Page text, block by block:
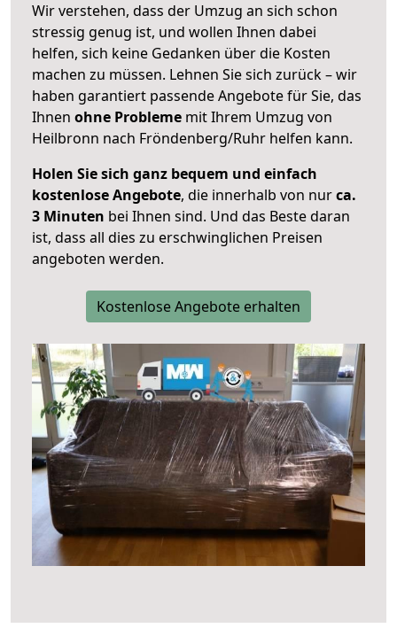
Wir verstehen, dass der Umzug an sich schon
stressig genug ist, und wollen Ihnen dabei
helfen, sich keine Gedanken über die Kosten
machen zu müssen. Lehnen Sie sich zurück – wir
haben garantiert passende Angebote für Sie, das
Ihnen ohne Probleme mit Ihrem Umzug von
Heilbronn nach Fröndenberg/Ruhr helfen kann.
Holen Sie sich ganz bequem und einfach
kostenlose Angebote, die innerhalb von nurca.
3 Minuten bei Ihnen sind. Und das Beste daran
ist, dass all dies zu erschwinglichen Preisen
angeboten werden.
Kostenlose Angebote erhalten